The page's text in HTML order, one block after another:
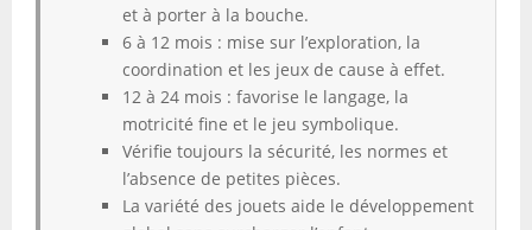
et à porter à la bouche.
6 à 12 mois : mise sur l’exploration, la
coordination et les jeux de cause à effet.
12 à 24 mois : favorise le langage, la
motricité fine et le jeu symbolique.
Vérifie toujours la sécurité, les normes et
l’absence de petites pièces.
La variété des jouets aide le développement